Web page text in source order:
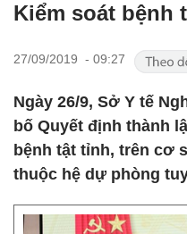
Kiểm soát bệnh
27/09/2019 - 09:27
Ngày 26/9, Sở Y tế
bố Quyết định thành
bệnh tật tỉnh, trên cơ
thuộc hệ dự phòng